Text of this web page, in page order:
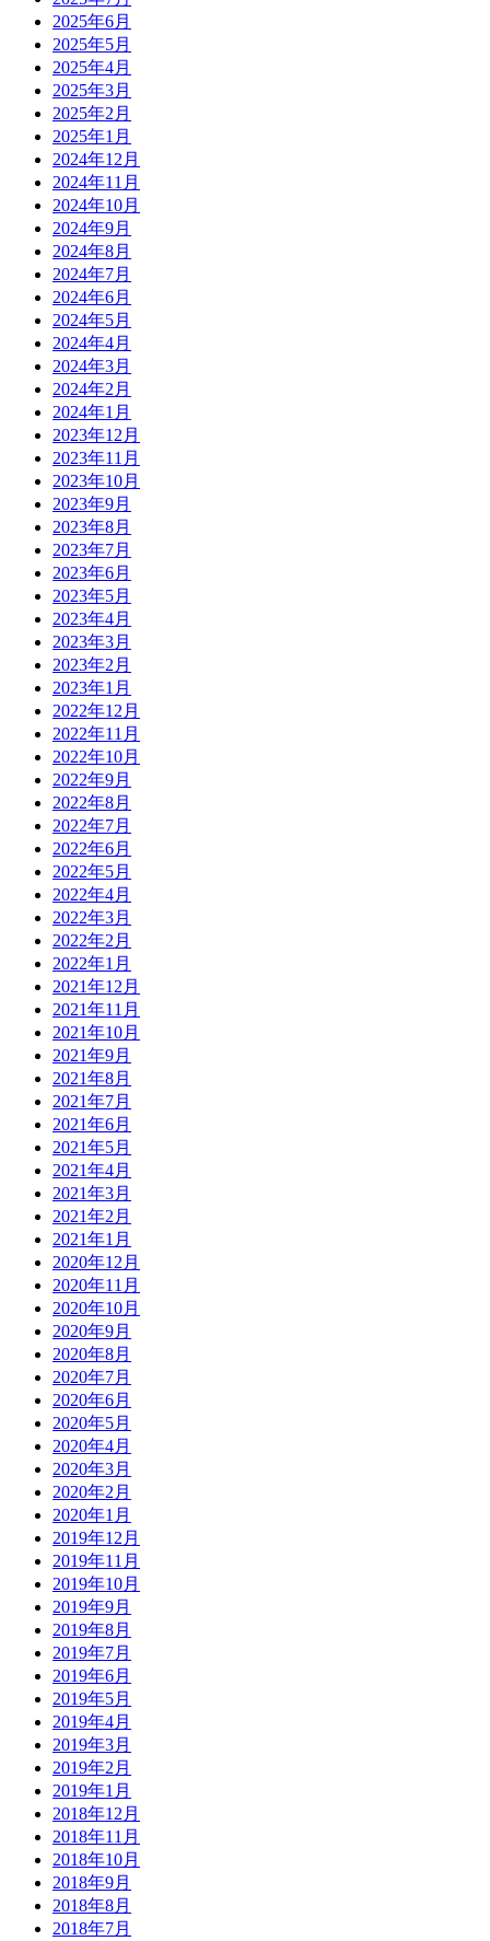
2025年6月
2025年5月
2025年4月
2025年3月
2025年2月
2025年1月
2024年12月
2024年11月
2024年10月
2024年9月
2024年8月
2024年7月
2024年6月
2024年5月
2024年4月
2024年3月
2024年2月
2024年1月
2023年12月
2023年11月
2023年10月
2023年9月
2023年8月
2023年7月
2023年6月
2023年5月
2023年4月
2023年3月
2023年2月
2023年1月
2022年12月
2022年11月
2022年10月
2022年9月
2022年8月
2022年7月
2022年6月
2022年5月
2022年4月
2022年3月
2022年2月
2022年1月
2021年12月
2021年11月
2021年10月
2021年9月
2021年8月
2021年7月
2021年6月
2021年5月
2021年4月
2021年3月
2021年2月
2021年1月
2020年12月
2020年11月
2020年10月
2020年9月
2020年8月
2020年7月
2020年6月
2020年5月
2020年4月
2020年3月
2020年2月
2020年1月
2019年12月
2019年11月
2019年10月
2019年9月
2019年8月
2019年7月
2019年6月
2019年5月
2019年4月
2019年3月
2019年2月
2019年1月
2018年12月
2018年11月
2018年10月
2018年9月
2018年8月
2018年7月